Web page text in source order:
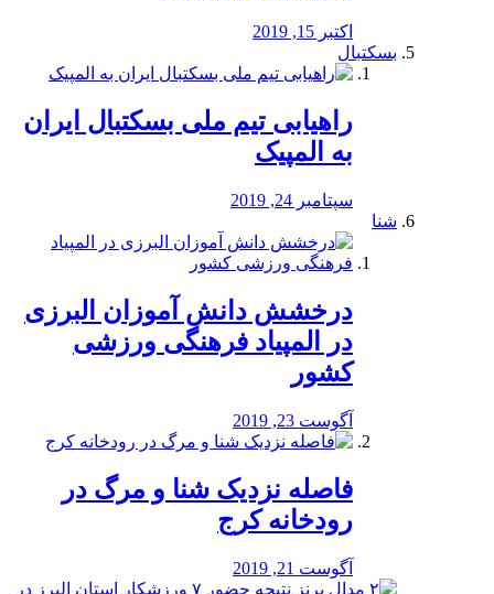
اکتبر 15, 2019
بسکتبال
راهیابی تیم ملی بسکتبال ایران
به المپیک
سپتامبر 24, 2019
شنا
درخشش دانش آموزان البرزی
در المپیاد فرهنگی ورزشی
کشور
آگوست 23, 2019
️فاصله نزدیک شنا و مرگ در
رودخانه کرج
آگوست 21, 2019